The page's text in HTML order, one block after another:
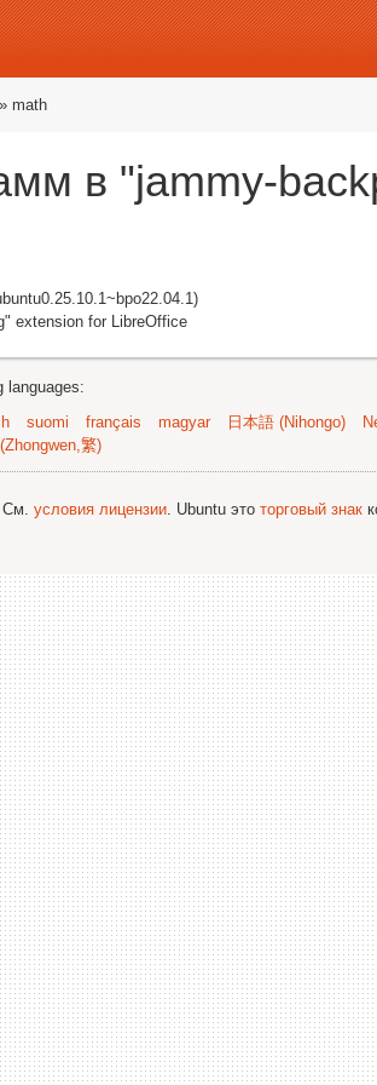
» math
в "jammy-
extension for LibreOffice
languages:
suomi français magyar 日本語 (Nihongo)
繁)
См. условия лицензии. Ubuntu это торговый знак